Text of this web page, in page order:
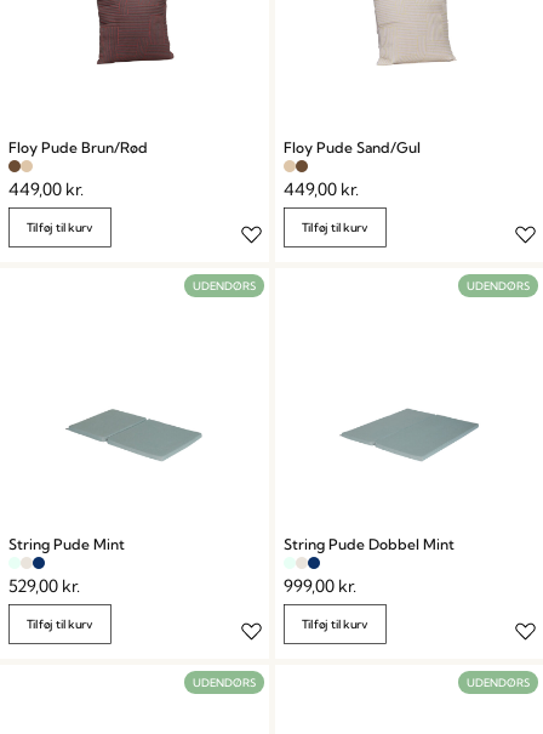
Floy Pude Brun/Rød
449,00 kr.
Tilføj til kurv
Floy Pude Sand/Gul
449,00 kr.
Tilføj til kurv
UDENDØRS
String Pude Mint
529,00 kr.
Tilføj til kurv
UDENDØRS
String Pude Dobbel Mint
999,00 kr.
Tilføj til kurv
UDENDØRS UDENDØRS